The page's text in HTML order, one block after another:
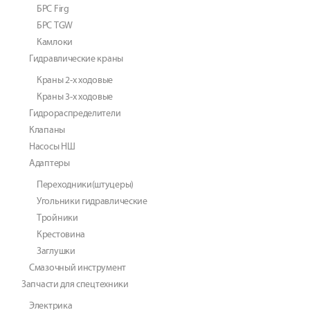
БРС Firg
БРС TGW
Камлоки
Гидравлические краны
Краны 2-х ходовые
Краны 3-х ходовые
Гидрораспределители
Клапаны
Насосы НШ
Адаптеры
Переходники(штуцеры)
Угольники гидравлические
Тройники
Крестовина
Заглушки
Смазочный инструмент
Запчасти для спецтехники
Электрика